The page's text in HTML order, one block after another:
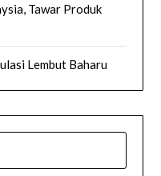
Tawar Produk
Lembut Baharu